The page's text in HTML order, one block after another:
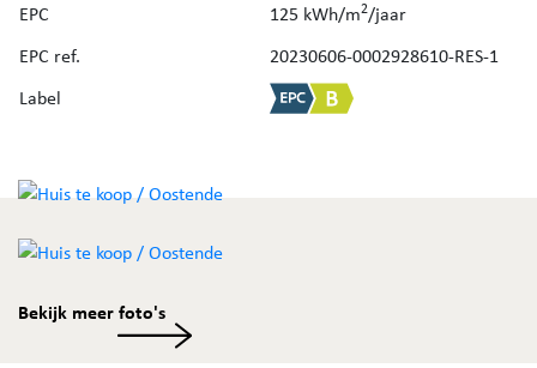
- Conforme elektrische keuring
- Voorzieningen aanwezig voor zonnepanelen en videofoon
Bent u benieuwd naar de waarde van uw eigendom? Vraag
EPC 125 kWh/m2/jaar
EPC ref.
20230606-0002928610-RES-1
Label
Bekijk meer foto's